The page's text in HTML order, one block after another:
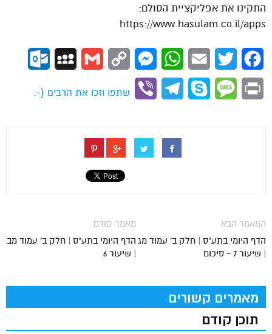
התקינו את אפליקציית הסולם:
https://www.hasulam.co.il/apps
Facebook
Twitter
Email
WhatsApp
Messenger
Copy
Gmail
MySpace
Print
Message
Skype
Telegram
Viber
שתפו וזכו את הרבים (-:
מאמר קודם
הדף היומי בתע"ס | חלק ב' עמוד מב
| שיעור 6
המאמר הבא
הדף היומי בתע"ס | חלק ב' עמוד מג
| שיעור 7 - סיכום
מאמרים קשורים
תוכן קודם